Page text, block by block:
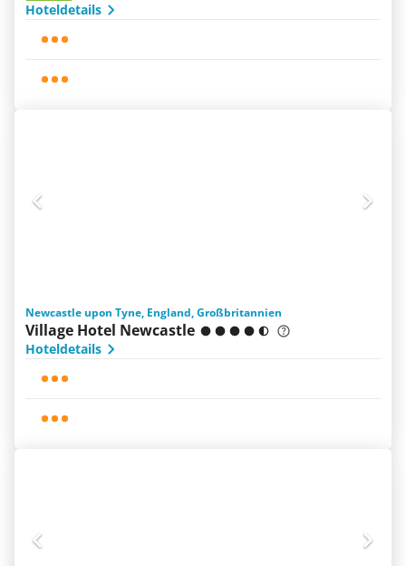
Hoteldetails
Newcastle upon Tyne, England, Großbritannien
Village Hotel Newcastle
Hoteldetails